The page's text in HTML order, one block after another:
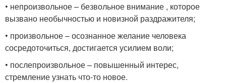
• непроизвольное – безвольное внимание , которое
вызвано необычностью и новизной раздражителя;
• произвольное – осознанное желание человека
сосредоточиться, достигается усилием воли;
• послепроизвольное – повышенный интерес,
стремление узнать что-то новое.